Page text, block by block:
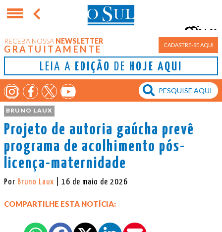
RECEBA NOSSA NEWSLETTER
GRATUITAMENTE CADASTRE-SE AQUI
LEIA A EDIÇÃO DE HOJE AQUI
Porto Alegre
16°
BRUNO LAUX
Projeto de autoria gaúcha prevê
programa de acolhimento pós-
licença-maternidade
Por Bruno Laux | 16 de maio de 2026
COMPARTILHE ESTA NOTÍCIA: